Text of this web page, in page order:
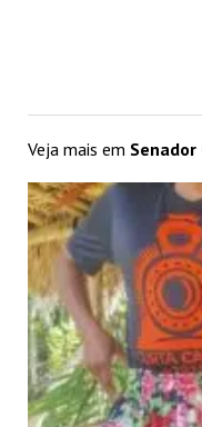
Veja mais em Senador